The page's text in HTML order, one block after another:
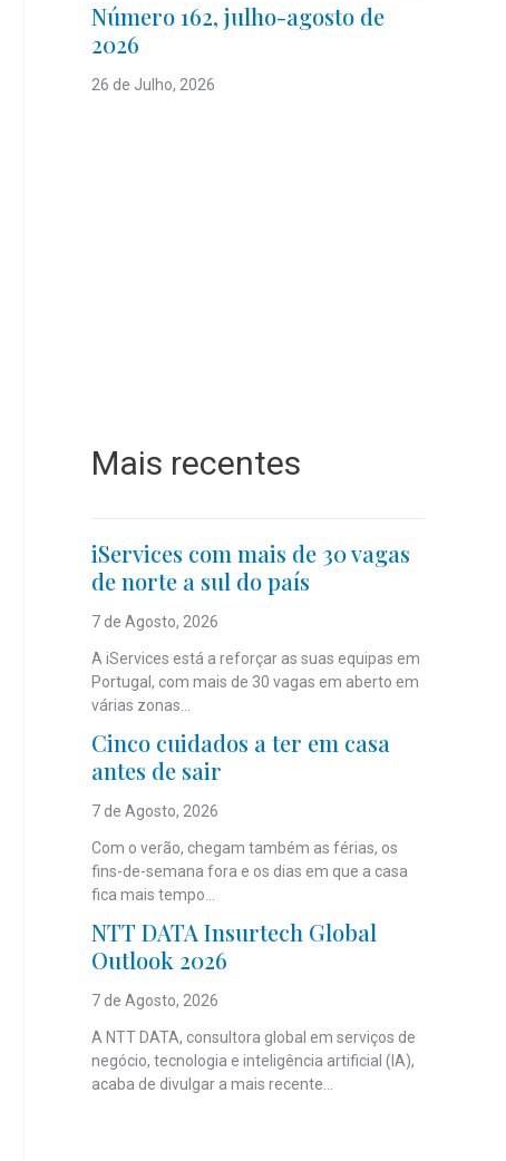
Número 162, julho-agosto de
2026
26 de Julho, 2026
Mais recentes
iServices com mais de 30 vagas
de norte a sul do país
7 de Agosto, 2026
A iServices está a reforçar as suas equipas em
Portugal, com mais de 30 vagas em aberto em
várias zonas...
Cinco cuidados a ter em casa
antes de sair
7 de Agosto, 2026
Com o verão, chegam também as férias, os
fins-de-semana fora e os dias em que a casa
fica mais tempo...
NTT DATA Insurtech Global
Outlook 2026
7 de Agosto, 2026
A NTT DATA, consultora global em serviços de
negócio, tecnologia e inteligência artificial (IA),
acaba de divulgar a mais recente...